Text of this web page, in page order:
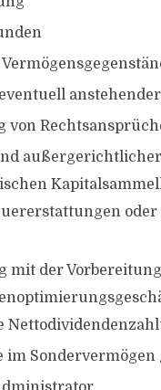
von
mit der
Sondervermögen